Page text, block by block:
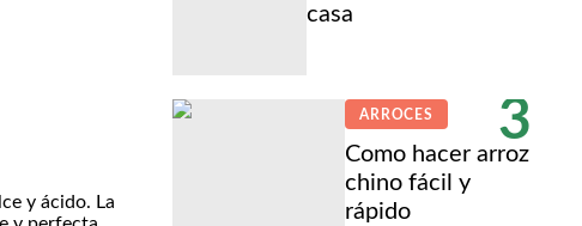
y ácido. La
casa
3
ARROCES
Como hacer arroz
chino fácil y
rápido